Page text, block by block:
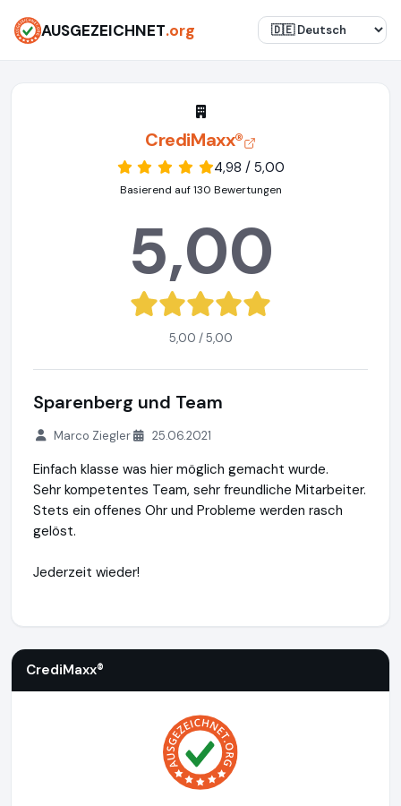
AUSGEZEICHNET.org
CrediMaxx®
4,98 / 5,00
Basierend auf 130 Bewertungen
5,00
5,00 / 5,00
Sparenberg und Team
Marco Ziegler 25.06.2021
Einfach klasse was hier möglich gemacht wurde.
Sehr kompetentes Team, sehr freundliche Mitarbeiter.
Stets ein offenes Ohr und Probleme werden rasch
gelöst.
Jederzeit wieder!
CrediMaxx®